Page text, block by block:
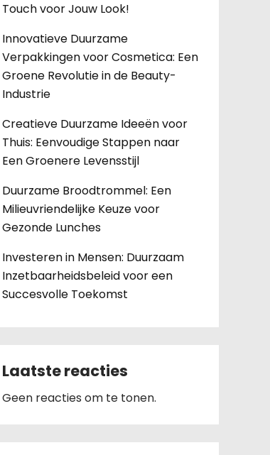
Touch voor Jouw Look!
Innovatieve Duurzame
Verpakkingen voor Cosmetica: Een
Groene Revolutie in de Beauty-
Industrie
Creatieve Duurzame Ideeën voor
Thuis: Eenvoudige Stappen naar
Een Groenere Levensstijl
Duurzame Broodtrommel: Een
Milieuvriendelijke Keuze voor
Gezonde Lunches
Investeren in Mensen: Duurzaam
Inzetbaarheidsbeleid voor een
Succesvolle Toekomst
Laatste reacties
Geen reacties om te tonen.